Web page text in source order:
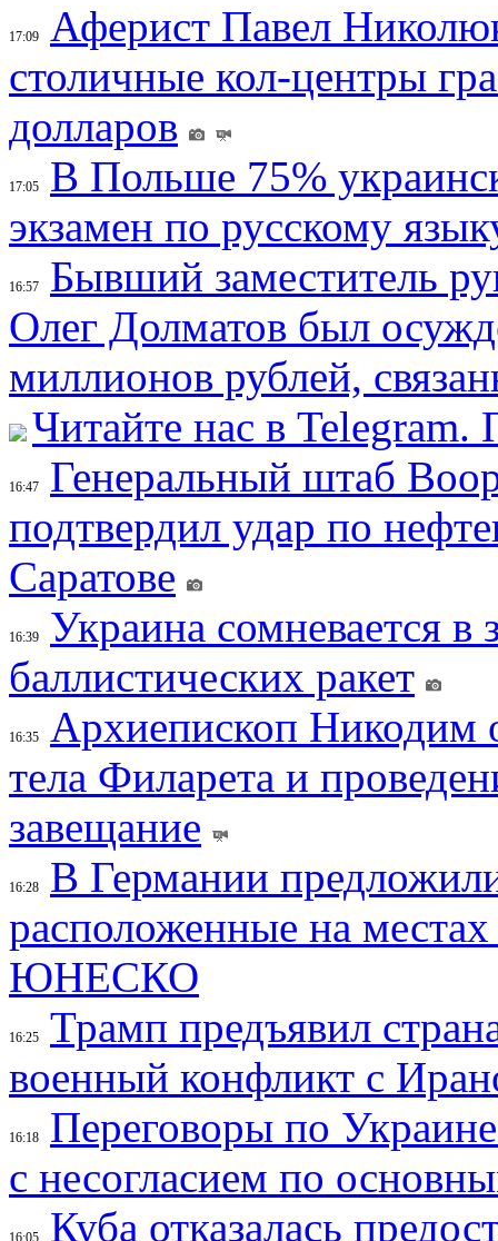
17:09
Аферист Павел
столичные кол-центры
долларов
17:05
В Польше 75%
экзамен по русскому
16:57
Бывший заместитель
Олег Долматов был
миллионов рублей,
Читайте нас в
16:47
Генеральный штаб
подтвердил удар по
Саратове
16:39
Украина сомневается в
баллистических ракет
16:35
Архиепископ
тела Филарета и
завещание
16:28
В Германии
расположенные на
ЮНЕСКО
16:25
Трамп предъявил
военный конфликт с
16:18
Переговоры по
с несогласием по
16:05
Куба отказалась